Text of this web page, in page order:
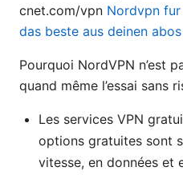
cnet.com/vpn Nordvpn
das beste aus deinen
Pourquoi NordVPN n’est
quand même l’essai sans
Les services VPN
options gratuites sont
vitesse, en données et